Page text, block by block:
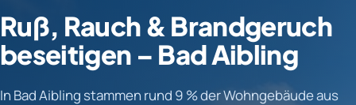
Ruß, Rauch & Brandgeruch
beseitigen – Bad Aibling
In Bad Aibling stammen rund 9 % der Wohngebäude aus